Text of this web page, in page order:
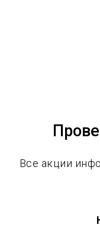
Все акции